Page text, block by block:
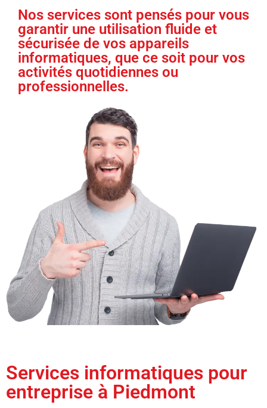
Nos services sont pensés pour vous
garantir une utilisation fluide et
sécurisée de vos appareils
informatiques, que ce soit pour vos
activités quotidiennes ou
professionnelles.
Services informatiques pour
entreprise à Piedmont